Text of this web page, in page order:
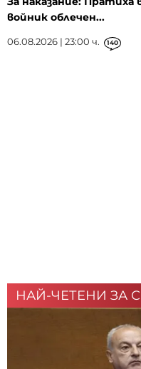
войник облечен...
06.08.2026 | 23:00 ч. 140
НАЙ-ЧЕТЕНИ ЗА